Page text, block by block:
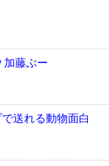
加藤ぶー
送れる動物面白